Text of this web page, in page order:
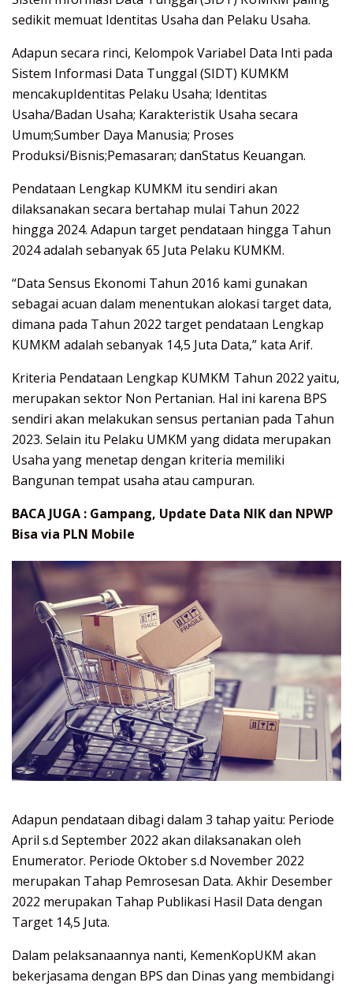
sedikit memuat Identitas Usaha dan Pelaku Usaha.
Adapun secara rinci, Kelompok Variabel Data Inti pada
Sistem Informasi Data Tunggal (SIDT) KUMKM
mencakupIdentitas Pelaku Usaha; Identitas
Usaha/Badan Usaha; Karakteristik Usaha secara
Umum;Sumber Daya Manusia; Proses
Produksi/Bisnis;Pemasaran; danStatus Keuangan.
Pendataan Lengkap KUMKM itu sendiri akan
dilaksanakan secara bertahap mulai Tahun 2022
hingga 2024. Adapun target pendataan hingga Tahun
2024 adalah sebanyak 65 Juta Pelaku KUMKM.
“Data Sensus Ekonomi Tahun 2016 kami gunakan
sebagai acuan dalam menentukan alokasi target data,
dimana pada Tahun 2022 target pendataan Lengkap
KUMKM adalah sebanyak 14,5 Juta Data,” kata Arif.
Kriteria Pendataan Lengkap KUMKM Tahun 2022 yaitu,
merupakan sektor Non Pertanian. Hal ini karena BPS
sendiri akan melakukan sensus pertanian pada Tahun
2023. Selain itu Pelaku UMKM yang didata merupakan
Usaha yang menetap dengan kriteria memiliki
Bangunan tempat usaha atau campuran.
BACA JUGA : Gampang, Update Data NIK dan NPWP
Bisa via PLN Mobile
Adapun pendataan dibagi dalam 3 tahap yaitu: Periode
April s.d September 2022 akan dilaksanakan oleh
Enumerator. Periode Oktober s.d November 2022
merupakan Tahap Pemrosesan Data. Akhir Desember
2022 merupakan Tahap Publikasi Hasil Data dengan
Target 14,5 Juta.
Dalam pelaksanaannya nanti, KemenKopUKM akan
bekerjasama dengan BPS dan Dinas yang membidangi